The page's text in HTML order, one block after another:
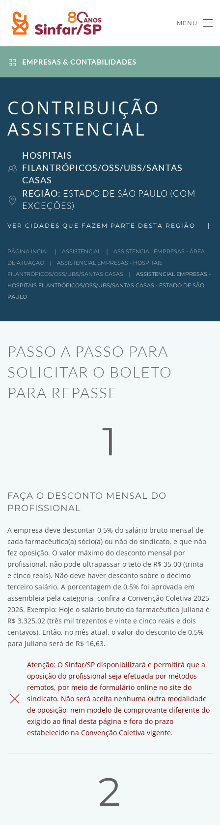
Skip to main content MENU
EMPRESAS & CONTABILIDADES
CONTRIBUIÇÃO
ASSISTENCIAL
HOSPITAIS
FILANTRÓPICOS/OSS/UBS/SANTAS
CASAS
REGIÃO: ESTADO DE SÃO PAULO (COM
EXCEÇÕES)
VER CIDADES QUE FAZEM PARTE DESTA REGIÃO
PÁGINA INCIAL ASSISTENCIAL
ASSISTENCIAL EMPRESAS - ÁREA
DE ATUAÇÃO
ASSISTENCIAL EMPRESAS - HOSPITAIS
FILANTRÓPICOS/OSS/UBS/SANTAS CASAS
ASSISTENCIAL EMPRESAS -
HOSPITAIS FILANTRÓPICOS/OSS/UBS/SANTAS CASAS - ESTADO DE SÃO
PAULO
PASSO A PASSO PARA
SOLICITAR O BOLETO
PARA REPASSE
1
FAÇA O DESCONTO MENSAL DO
PROFISSIONAL
A empresa deve descontar 0,5% do salário bruto mensal de
cada farmacêutico(a) sócio(a) ou não do sindicato, e que não
fez oposição. O valor máximo do desconto mensal por
profissional, não pode ultrapassar o teto de R$ 35,00 (trinta
e cinco reais). Não deve haver desconto sobre o décimo
terceiro salário. A porcentagem de 0,5% foi aprovada em
assembleia pela categoria, confira a Convenção Coletiva 2025-
2026. Exemplo: Hoje o salário bruto da farmacêutica Juliana é
R$ 3.325,02 (três mil trezentos e vinte e cinco reais e dois
centavos). Então, no mês atual, o valor do desconto de 0,5%
para Juliana será de R$ 16,63.
Atenção: O Sinfar/SP disponibilizará e permitirá que a
oposição do profissional seja efetuada por métodos
remotos, por meio de formulário online no site do
sindicato. Não será aceita nenhuma outra modalidade
de oposição, nem modelo de comprovante diferente do
exigido ao final desta página e fora do prazo
estabelecido na Convenção Coletiva vigente.
2